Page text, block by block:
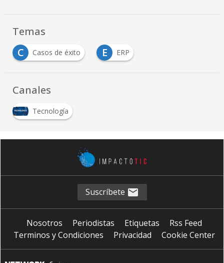
Temas
C
Casos de éxito E ERP
Canales
Tecnología
Suscríbete
Nosotros Periodistas Etiquetas
Rss Feed
Terminos y Condiciones
Privacidad Cookie Center